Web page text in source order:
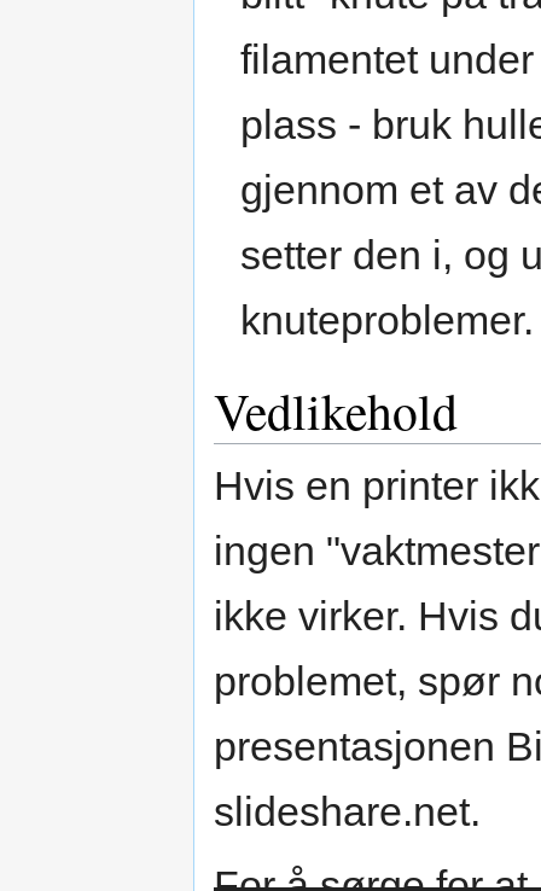
filamentet
plass - bruk
gjennom et av
setter den i, og
knuteproblemer.
Vedlikehold
Hvis en printer
ingen
ikke virker. Hvis
problemet, spør
presentasjonen
slideshare.net.